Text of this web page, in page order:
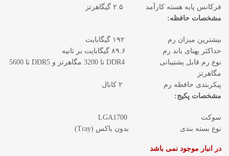
فرکانس پایه هسته کارآمد ۲.۵ گیگاهرتز
مشخصات حافظه:
بیشترین میزان رم ۱۹۲ گیگابایت
حداکثر پهنای باند رم ۸۹.۶ گیگابایت بر ثانیه
نوع رم قابل پشتیبانی DDR4 تا 3200 مگاهرتز و DDR5 تا 5600
مگاهرتز
پیکربندی حافظه رم ۲ کانال
مشخصات پکیج:
سوکت LGA1700
نوع بسته بندی بدون باکس (Tray)
در انبار موجود نمی باشد